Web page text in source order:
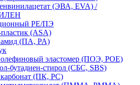
(ЭВА, EVA) /
PE/ПЭ
(ASA)
(ПА, PA)
эластомер (ПОЭ, POE)
бутадиен-стирол (СБС, SBS)
(ПК, PC)